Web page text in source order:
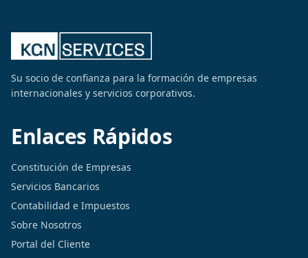
Su socio de confianza para la formación de empresas
internacionales y servicios corporativos.
Enlaces Rápidos
Constitución de Empresas
Servicios Bancarios
Contabilidad e Impuestos
Sobre Nosotros
Portal del Cliente